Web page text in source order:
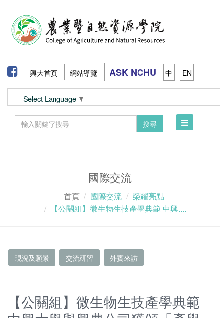
興大首頁 網站導覽 ASK NCHU 中 EN
Select Language ▼
搜尋
Toggle
國際交流
首頁 國際交流
榮耀亮點
【公關組】微生物生技產學典範 中興....
現況及願景 交流研習 外賓來訪
【公關組】微生物生技產學典範